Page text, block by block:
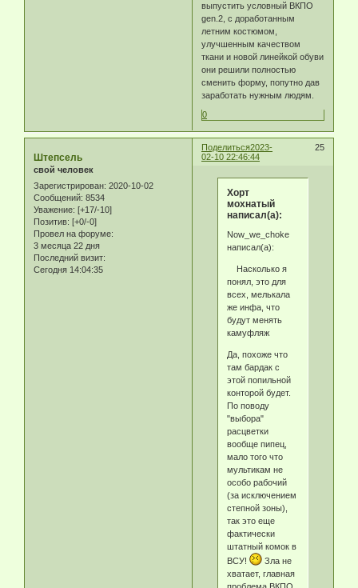
выпустить условный ВКПО
gen.2, с доработанным
летним костюмом,
улучшенным качеством
ткани и новой линейкой обуви
они решили полностью
сменить форму, попутно дав
заработать нужным людям.
0
Поделиться 25
2023-
02-10 22:46:44
Штепсель
свой человек
Зарегистрирован: 2020-10-02
Сообщений: 8534
Уважение: [+17/-10]
Позитив: [+0/-0]
Провел на форуме:
3 месяца 22 дня
Последний визит:
Сегодня 14:04:35
Хорт
мохнатый
написал(а):
Now_we_choke
написал(а):
Насколько я
понял, это для
всех, мелькала
же инфа, что
будут менять
камуфляж
Да, похоже что
там бардак с
этой попильной
конторой будет.
По поводу
"выбора"
расцветки
вообще пипец,
мало того что
мультикам не
особо рабочий
(за исключением
степной зоны),
так это еще
фактически
штатный комок в
ВСУ!
Зла не
хватает, главная